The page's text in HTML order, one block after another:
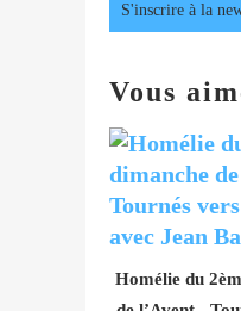
S'inscrire à la
Vous
Homélie du